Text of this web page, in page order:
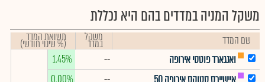
משקל המניה במדדים בהם היא נכללת
שם המדד משקל
במדד תשואת המדד
(% שינוי חודשי)
ואנגארד פוטסי אירופה
--
1.45%